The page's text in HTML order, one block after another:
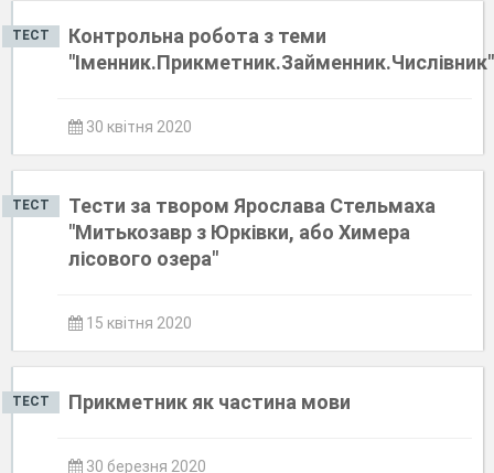
ТЕСТ
Контрольна робота з теми
"Іменник.Прикметник.Займенник.Числівник"
30 квітня 2020
ТЕСТ
Тести за твором Ярослава Стельмаха
"Митькозавр з Юрківки, або Химера
лісового озера"
15 квітня 2020
ТЕСТ Прикметник як частина мови
30 березня 2020